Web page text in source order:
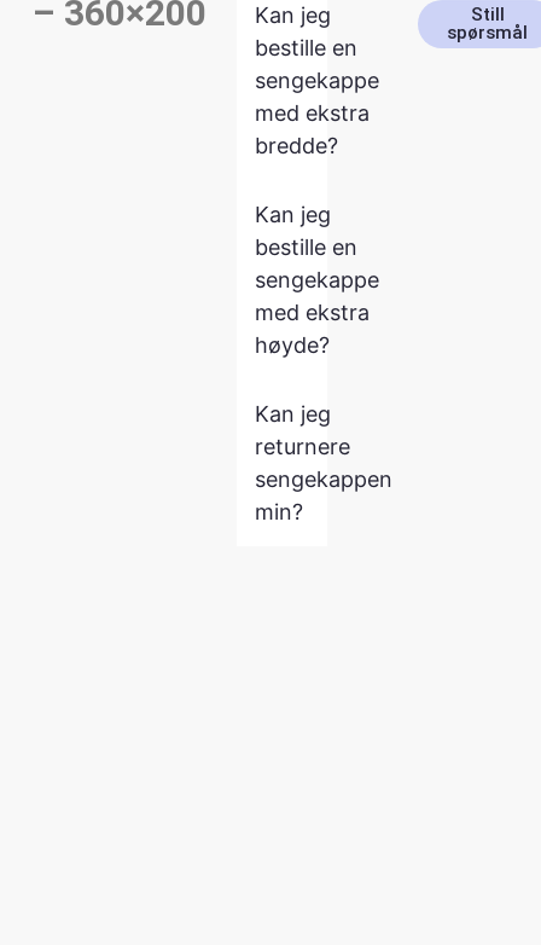
– 360×200
Kan jeg
bestille en
sengekappe
med ekstra
bredde?
Kan jeg
bestille en
sengekappe
med ekstra
høyde?
Kan jeg
returnere
sengekappen
min?
Still
spørsmål